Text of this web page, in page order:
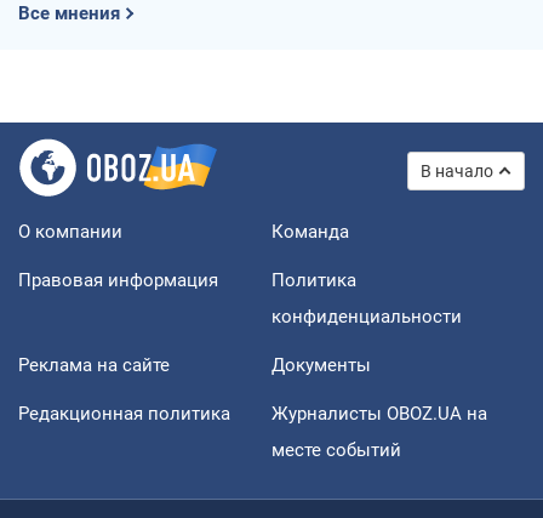
Все мнения
В начало
О компании Команда
Правовая информация
Политика
конфиденциальности
Реклама на сайте Документы
Редакционная политика
Журналисты OBOZ.UA на
месте событий